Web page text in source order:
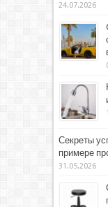
24.07.2026
Секреты
примере
31.05.2026